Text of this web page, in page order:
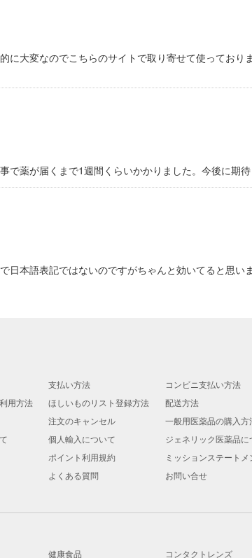
に大変なのでこちらのサイトで取り寄せて使ってお
で薬が届くまで1週間くらいかかりました。今後に期待
本語表記ではないのですがちゃんと効いてると思いま
支払い方法
コンビニ支払い方法
用方法 ほしいものリスト登録方法
配送方法
注文のキャンセル
一般用医薬品の購入方
個人輸入について
ジェネリック医薬品に
ポイント利用規約
ミッションステートメ
よくある質問 お問い合せ
健康食品 コンタクトレンズ